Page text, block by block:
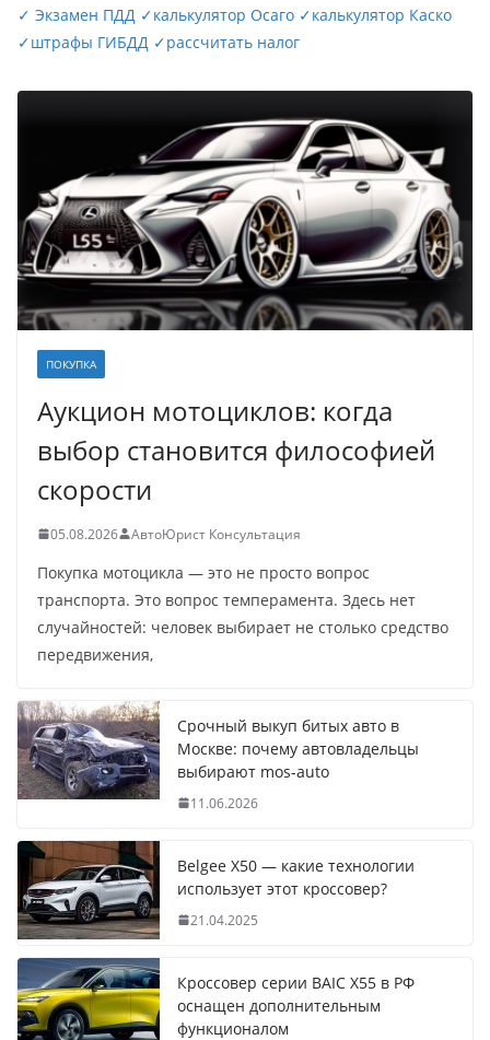
✓ Экзамен ПДД ✓калькулятор Осаго ✓калькулятор Каско
✓штрафы ГИБДД ✓рассчитать налог
ПОКУПКА
Аукцион мотоциклов: когда
выбор становится философией
скорости
05.08.2026 АвтоЮрист Консультация
Покупка мотоцикла — это не просто вопрос
транспорта. Это вопрос темперамента. Здесь нет
случайностей: человек выбирает не столько средство
передвижения,
Срочный выкуп битых авто в
Москве: почему автовладельцы
выбирают mos-auto
11.06.2026
Belgee X50 — какие технологии
использует этот кроссовер?
21.04.2025
Кроссовер серии BAIC X55 в РФ
оснащен дополнительным
функционалом